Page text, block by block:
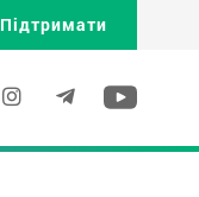
Підтримати